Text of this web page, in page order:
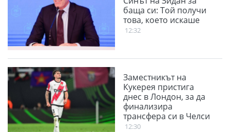
баща си: Той получи
това, което искаше
12:32
Заместникът на
Кукерея пристига
днес в Лондон, за да
финализира
трансфера си в Челси
12:30